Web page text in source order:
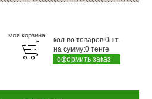
моя корзина:
кол-во товаров:0шт.
на сумму:0 тенге
оформить заказ